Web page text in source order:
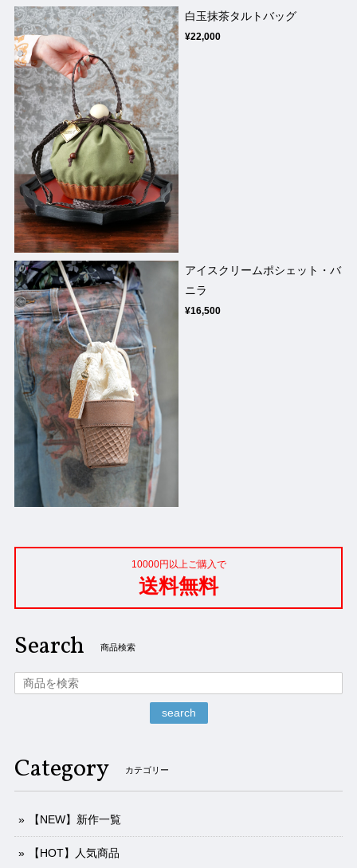
白玉抹茶タルトバッグ
¥22,000
アイスクリームポシェット・バ
ニラ
¥16,500
10000円以上ご購入で
送料無料
Search 商品検索
search
Category カテゴリー
【NEW】新作一覧
【HOT】人気商品